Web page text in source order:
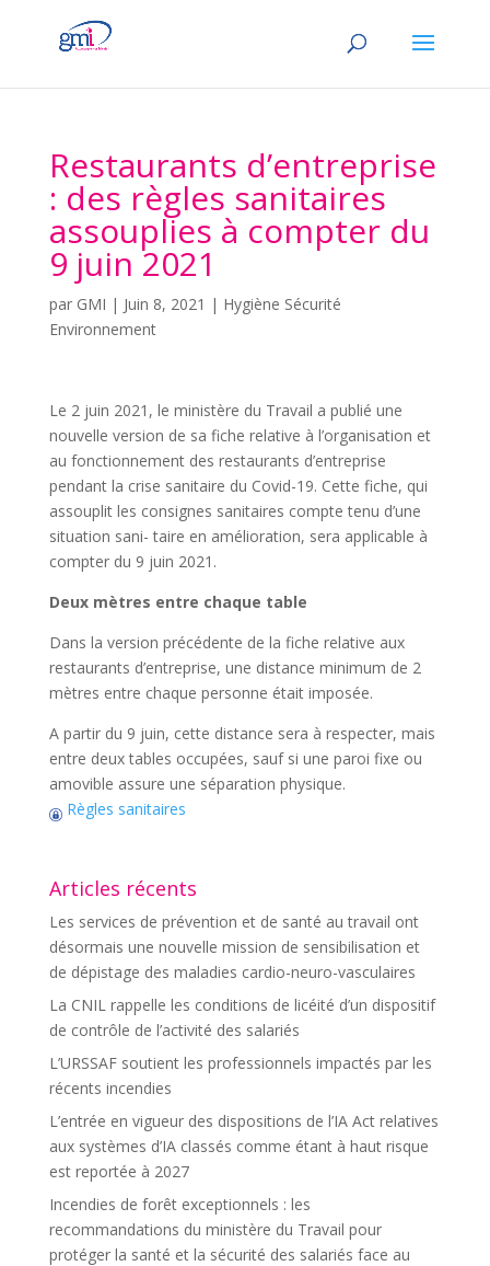
Restaurants d’entreprise
: des règles sanitaires
assouplies à compter du
9 juin 2021
par GMI | Juin 8, 2021 | Hygiène Sécurité
Environnement
Le 2 juin 2021, le ministère du Travail a publié une
nouvelle version de sa fiche relative à l’organisation et
au fonctionnement des restaurants d’entreprise
pendant la crise sanitaire du Covid-19. Cette fiche, qui
assouplit les consignes sanitaires compte tenu d’une
situation sani- taire en amélioration, sera applicable à
compter du 9 juin 2021.
Deux mètres entre chaque table
Dans la version précédente de la fiche relative aux
restaurants d’entreprise, une distance minimum de 2
mètres entre chaque personne était imposée.
A partir du 9 juin, cette distance sera à respecter, mais
entre deux tables occupées, sauf si une paroi fixe ou
amovible assure une séparation physique.
Règles sanitaires
Articles récents
Les services de prévention et de santé au travail ont
désormais une nouvelle mission de sensibilisation et
de dépistage des maladies cardio-neuro-vasculaires
La CNIL rappelle les conditions de licéité d’un dispositif
de contrôle de l’activité des salariés
L’URSSAF soutient les professionnels impactés par les
récents incendies
L’entrée en vigueur des dispositions de l’IA Act relatives
aux systèmes d’IA classés comme étant à haut risque
est reportée à 2027
Incendies de forêt exceptionnels : les
recommandations du ministère du Travail pour
protéger la santé et la sécurité des salariés face au